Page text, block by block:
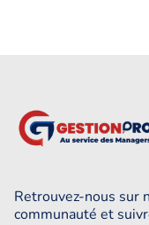
Retrouvez-nous sur
communauté et